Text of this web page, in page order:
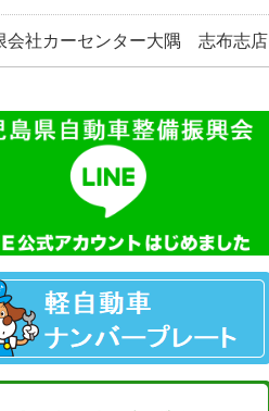
会社カーセンター大隅 志布志店